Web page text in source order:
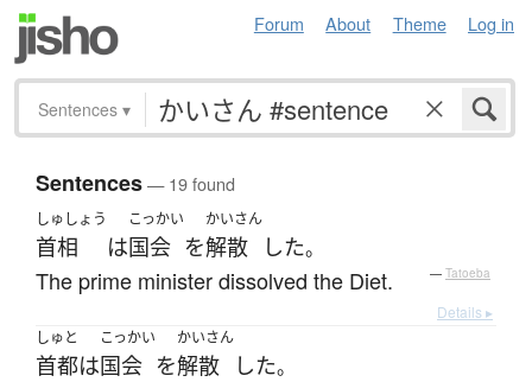
Forum About Theme Log in
Sentences ▾
Sentences— 19 found
しゅしょう
首相 は
こっかい
国会 を
かいさん
解散 した。
The prime minister dissolved the Diet. — Tatoeba
Details ▸
しゅと
首都は
こっかい
国会 を
かいさん
解散 した。